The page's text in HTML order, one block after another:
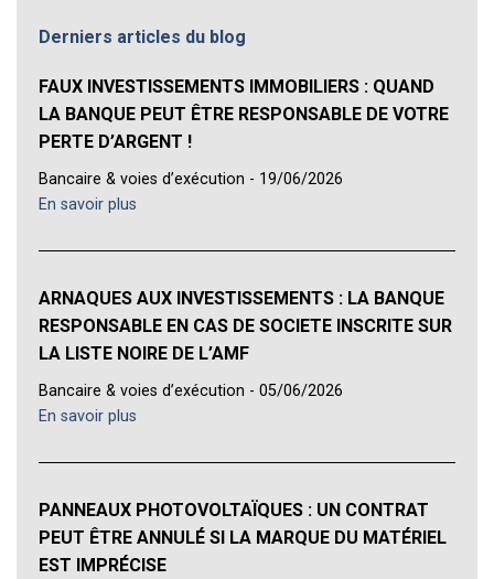
Derniers articles du blog
FAUX INVESTISSEMENTS IMMOBILIERS : QUAND
LA BANQUE PEUT ÊTRE RESPONSABLE DE VOTRE
PERTE D’ARGENT !
Bancaire & voies d’exécution - 19/06/2026
En savoir plus
ARNAQUES AUX INVESTISSEMENTS : LA BANQUE
RESPONSABLE EN CAS DE SOCIETE INSCRITE SUR
LA LISTE NOIRE DE L’AMF
Bancaire & voies d’exécution - 05/06/2026
En savoir plus
PANNEAUX PHOTOVOLTAÏQUES : UN CONTRAT
PEUT ÊTRE ANNULÉ SI LA MARQUE DU MATÉRIEL
EST IMPRÉCISE